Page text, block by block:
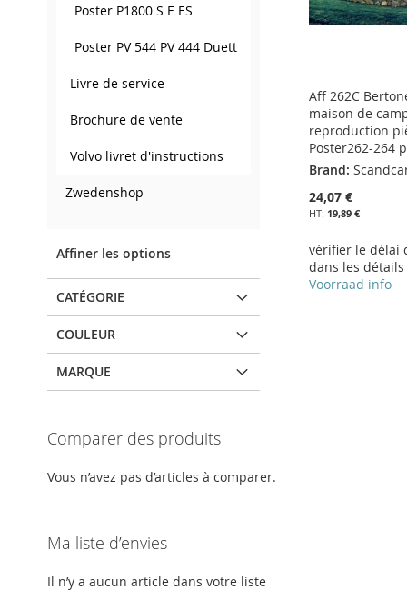
Aff 262C
maison de
reproduction
Poster262-264
Brand:
24,07 €
19,89 €
vérifier le délai
dans les
Voorraad info
Ajouter au panier
À
LISTE
D’ENVIE
AJOUTER
COMPARATEUR
Ajouter au panier
AJOUTER
MA
AU
Ajouter au panier
À
LISTE
D’ENVIE
AJOUTER
COMPARATEUR
Poster P1800 S E ES
Poster PV 544 PV 444 Duett
Livre de service
Brochure de vente
Volvo livret d'instructions
Zwedenshop
Affiner les options
CATÉGORIE
COULEUR
MARQUE
Comparer des produits
Vous n’avez pas d’articles à comparer.
Ma liste d’envies
Il n’y a aucun article dans votre liste